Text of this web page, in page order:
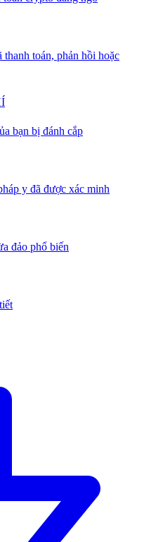
toán, phản hồi hoặc
bạn bị đánh cắp
y đã được xác minh
đảo phổ biến